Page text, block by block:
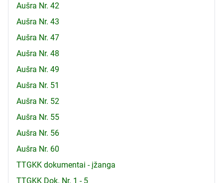
Aušra Nr. 42
Aušra Nr. 43
Aušra Nr. 47
Aušra Nr. 48
Aušra Nr. 49
Aušra Nr. 51
Aušra Nr. 52
Aušra Nr. 55
Aušra Nr. 56
Aušra Nr. 60
TTGKK dokumentai - įžanga
TTGKK Dok. Nr. 1 - 5